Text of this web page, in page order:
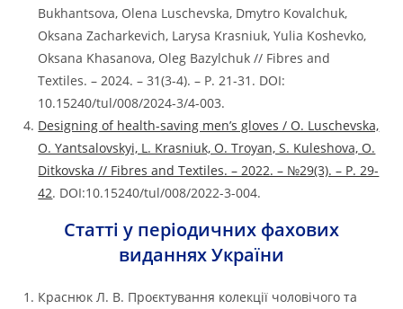
Bukhantsova, Olena Luschevska, Dmytro Kovalchuk,
Oksana Zacharkevich, Larysa Krasniuk, Yulia Koshevko,
Oksana Khasanova, Oleg Bazylchuk // Fibres and
Textiles. – 2024. – 31(3-4). – P. 21-31. DOI:
10.15240/tul/008/2024-3/4-003.
Designing of health-saving men’s gloves / O. Luschevska,
O. Yantsalovskyi, L. Krasniuk, O. Troyan, S. Kuleshova, O.
Ditkovska // Fibres and Textiles. – 2022. – №29(3). – Р. 29-
42. DOI:10.15240/tul/008/2022-3-004.
Статті у періодичних фахових
виданнях України
Краснюк Л. В. Проєктування колекції чоловічого та